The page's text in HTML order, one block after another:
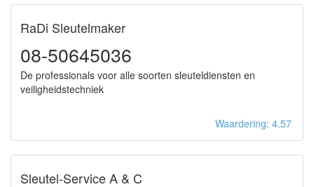
RaDi Sleutelmaker
08-50645036
De professionals voor alle soorten sleuteldiensten en
veiligheidstechniek
Waardering: 4.57
Sleutel-Service A & C